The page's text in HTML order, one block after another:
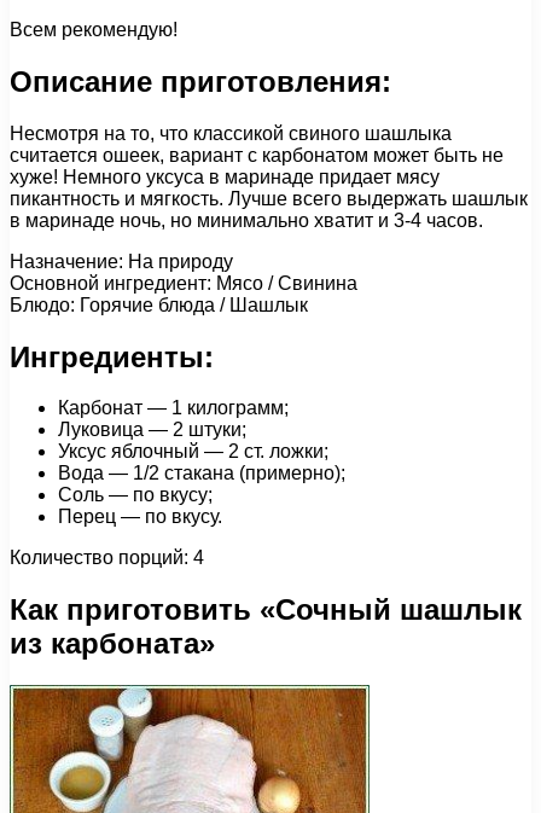
Всем рекомендую!
Описание приготовления:
Несмотря на то, что классикой свиного шашлыка
считается ошеек, вариант с карбонатом может быть не
хуже! Немного уксуса в маринаде придает мясу
пикантность и мягкость. Лучше всего выдержать шашлык
в маринаде ночь, но минимально хватит и 3-4 часов.
Назначение: На природу
Основной ингредиент: Мясо / Свинина
Блюдо: Горячие блюда / Шашлык
Ингредиенты:
Карбонат — 1 килограмм;
Луковица — 2 штуки;
Уксус яблочный — 2 ст. ложки;
Вода — 1/2 стакана (примерно);
Соль — по вкусу;
Перец — по вкусу.
Количество порций: 4
Как приготовить «Сочный шашлык
из карбоната»